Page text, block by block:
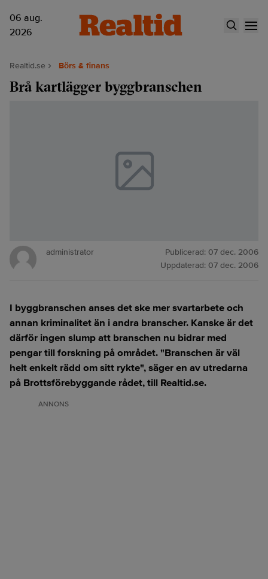
06 aug.
2026
Realtid.se Börs & finans
Brå kartlägger byggbranschen
administrator Publicerad: 07 dec. 2006
Uppdaterad: 07 dec. 2006
I byggbranschen anses det ske mer svartarbete och
annan kriminalitet än i andra branscher. Kanske är det
därför ingen slump att branschen nu bidrar med
pengar till forskning på området. "Branschen är väl
helt enkelt rädd om sitt rykte", säger en av utredarna
på Brottsförebyggande rådet, till Realtid.se.
ANNONS